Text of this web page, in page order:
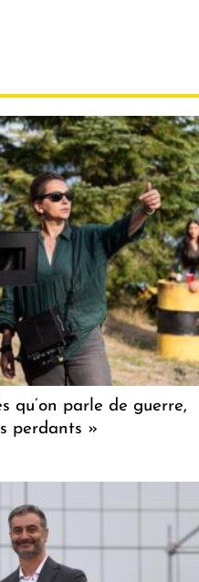
qu’on parle de guerre,
perdants »